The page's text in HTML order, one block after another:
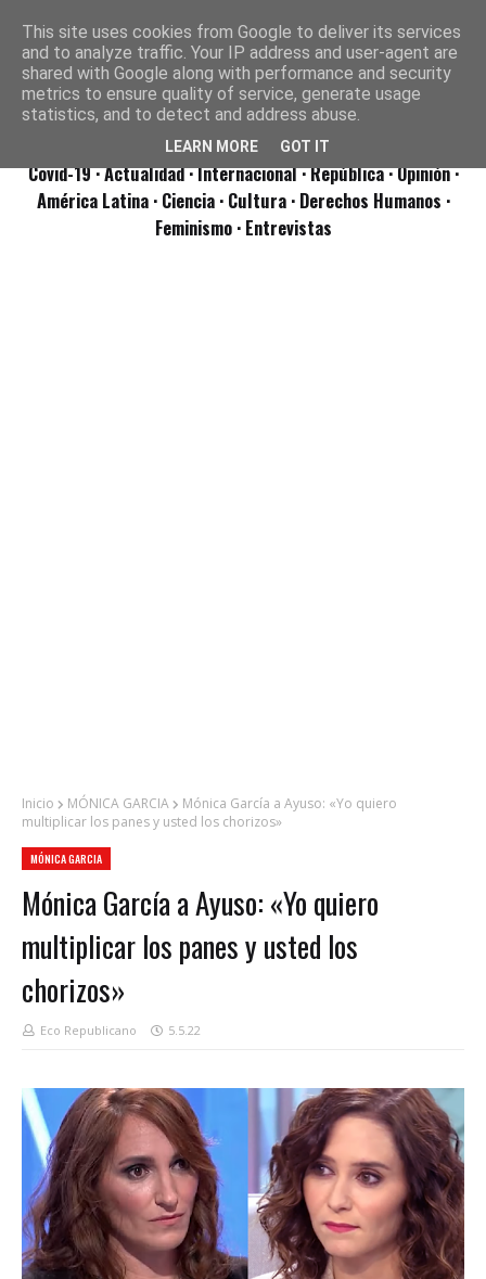
Covid-19· Actualidad· Internacional· República· Opinión·
América Latina · Ciencia · Cultura · Derechos Humanos ·
Feminismo · Entrevistas
Inicio MÓNICA GARCIA
Mónica García a Ayuso: «Yo quiero
multiplicar los panes y usted los chorizos»
MÓNICA GARCIA
Mónica García a Ayuso: «Yo quiero
multiplicar los panes y usted los
chorizos»
Eco Republicano 5.5.22
This site uses cookies from Google to deliver its services
and to analyze traffic. Your IP address and user-agent are
shared with Google along with performance and security
metrics to ensure quality of service, generate usage
statistics, and to detect and address abuse.
LEARN MORE GOT IT